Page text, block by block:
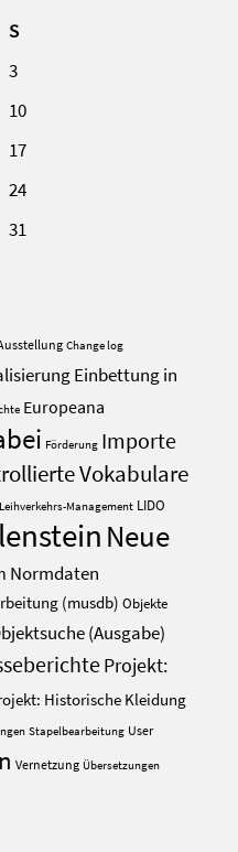
S
3
10
17
24
31
Change log
Einbettung in
Europeana
Förderung Importe
Vokabulare
Leihverkehrs-Management LIDO
Neue
Normdaten
(musdb) Objekte
(Ausgabe)
Projekt:
Historische Kleidung
Stapelbearbeitung User
Vernetzung Übersetzungen